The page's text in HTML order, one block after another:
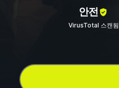
안전
VirusTotal 스캔됨